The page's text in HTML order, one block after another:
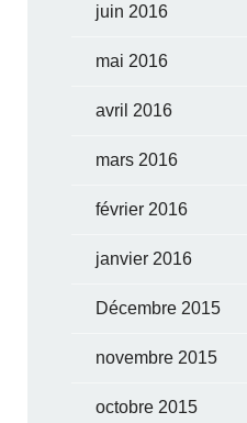
juin 2016
mai 2016
avril 2016
mars 2016
février 2016
janvier 2016
Décembre 2015
novembre 2015
octobre 2015